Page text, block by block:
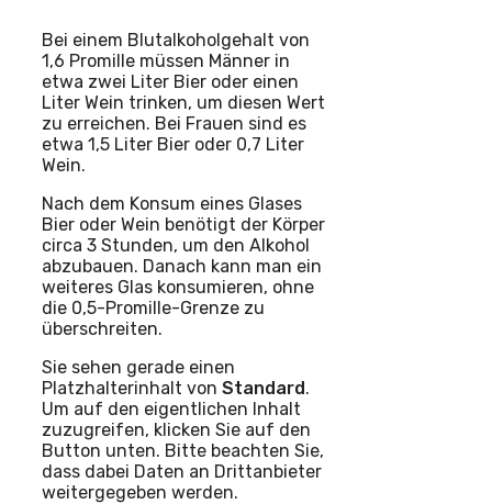
Bei einem Blutalkoholgehalt von
1,6 Promille müssen Männer in
etwa zwei Liter Bier oder einen
Liter Wein trinken, um diesen Wert
zu erreichen. Bei Frauen sind es
etwa 1,5 Liter Bier oder 0,7 Liter
Wein.
Nach dem Konsum eines Glases
Bier oder Wein benötigt der Körper
circa 3 Stunden, um den Alkohol
abzubauen. Danach kann man ein
weiteres Glas konsumieren, ohne
die 0,5-Promille-Grenze zu
überschreiten.
Sie sehen gerade einen
Platzhalterinhalt von Standard.
Um auf den eigentlichen Inhalt
zuzugreifen, klicken Sie auf den
Button unten. Bitte beachten Sie,
dass dabei Daten an Drittanbieter
weitergegeben werden.